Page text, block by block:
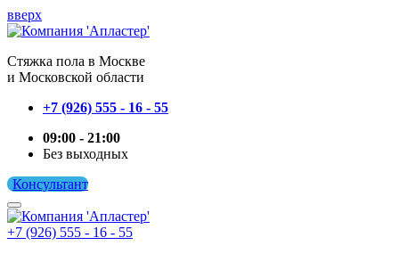
вверх
Cтяжка пола в Москве
и Московской области
+7 (926) 555 - 16 - 55
09:00 - 21:00
Без выходных
Консультант
+7 (926) 555 - 16 - 55